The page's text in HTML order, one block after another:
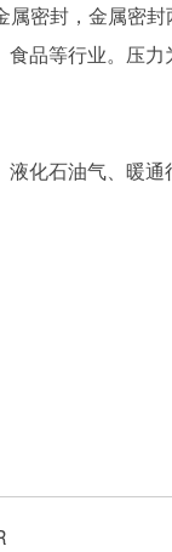
密封，金属密
品等行业。压
化石油气、暖通